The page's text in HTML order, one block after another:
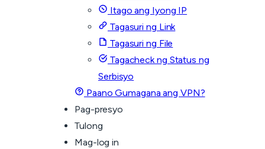
Itago ang Iyong IP
Tagasuri ng Link
Tagasuri ng File
Tagacheck ng Status ng
Serbisyo
Paano Gumagana ang VPN?
Pag-presyo
Tulong
Mag-log in